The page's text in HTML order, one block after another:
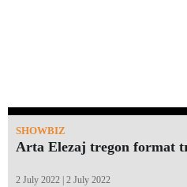
SHOWBIZ
Arta Elezaj tregon format
2 July 2022 | 2 July 2022